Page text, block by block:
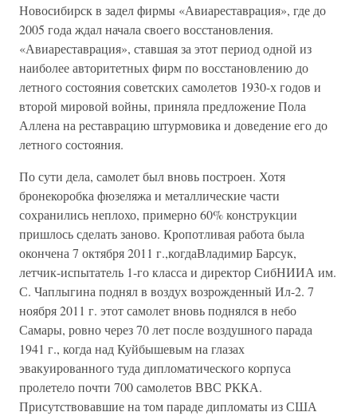
Новосибирск в задел фирмы «Авиареставрация», где до
2005 года ждал начала своего восстановления.
«Авиареставрация», ставшая за этот период одной из
наиболее авторитетных фирм по восстановлению до
летного состояния советских самолетов 1930-х годов и
второй мировой войны, приняла предложение Пола
Аллена на реставрацию штурмовика и доведение его до
летного состояния.
По сути дела, самолет был вновь построен. Хотя
бронекоробка фюзеляжа и металлические части
сохранились неплохо, примерно 60% конструкции
пришлось сделать заново. Кропотливая работа была
окончена 7 октября 2011 г.,когдаВладимир Барсук,
летчик-испытатель 1-го класса и директор СибНИИА им.
С. Чаплыгина поднял в воздух возрожденный Ил-2. 7
ноября 2011 г. этот самолет вновь поднялся в небо
Самары, ровно через 70 лет после воздушного парада
1941 г., когда над Куйбышевым на глазах
эвакуированного туда дипломатического корпуса
пролетело почти 700 самолетов ВВС РККА.
Присутствовавшие на том параде дипломаты из США